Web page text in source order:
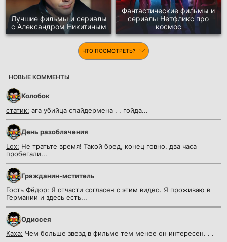
Лучшие фильмы и сериалы
с Александром Никитиным
Фантастические фильмы и
сериалы Нетфликс про
космос
ЧТО ПОСМОТРЕТЬ?
НОВЫЕ КОММЕНТЫ
Колобок
статик: ага убийца спайдермена . . гойда...
День разоблачения
Lox: Не тратьте время! Такой бред, конец говно, два часа
пробегали...
Гражданин-мститель
Гость Фёдор: Я отчасти согласен с этим видео. Я проживаю в
Германии и здесь есть...
Одиссея
Каха: Чем больше звезд в фильме тем менее он интересен. . .